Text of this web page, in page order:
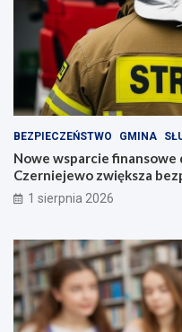
BEZPIECZEŃSTWO GMINA
Nowe wsparcie finansowe
Czerniejewo zwiększa
1 sierpnia 2026